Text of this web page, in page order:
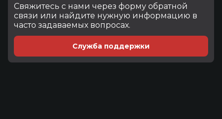
Cвяжитесь с нами через форму обратной
связи или найдите нужную информацию в
часто задаваемых вопросах.
Служба поддержки